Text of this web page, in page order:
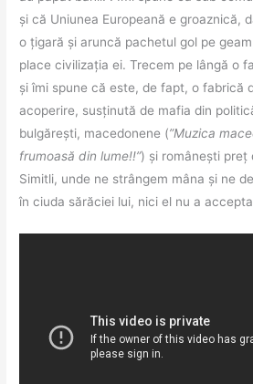
și că Uniunea Europeană e groaznică,
o țigară și aruncă pachetul gol pe
place civilizația ei. Trecem pe lângă o
și îmi spune că este, de fapt, o fabrică
acoperire, susținută de mafia din
bulgărești, macedonene (”Muzica
frumoasă din lume!!”) și românești preț
Simitli, unde ne strângem mâna și ne
în ciuda sărăciei lui, nici el nu a